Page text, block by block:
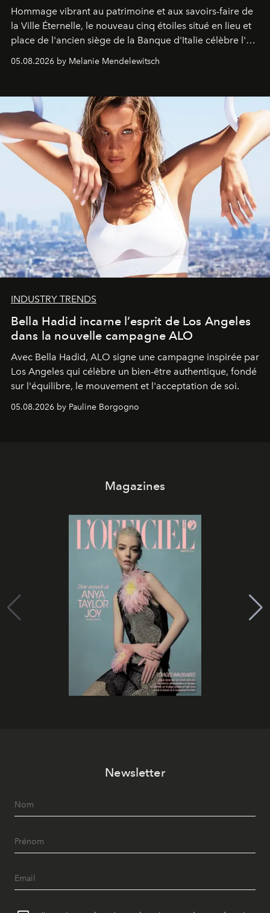
Hommage vibrant au patrimoine et aux savoirs-faire de
la Ville Éternelle, le nouveau cinq étoiles situé en lieu et
place de l'ancien siège de la Banque d'Italie célèbre l'art
de vivre Romain dans toute son élégance intemporelle.
05.08.2026 by Melanie Mendelewitsch
INDUSTRY TRENDS
Bella Hadid incarne l’esprit de Los Angeles
dans la nouvelle campagne ALO
Avec Bella Hadid, ALO signe une campagne inspirée par
Los Angeles qui célèbre un bien-être authentique, fondé
sur l'équilibre, le mouvement et l'acceptation de soi.
05.08.2026 by Pauline Borgogno
Magazines
Newsletter